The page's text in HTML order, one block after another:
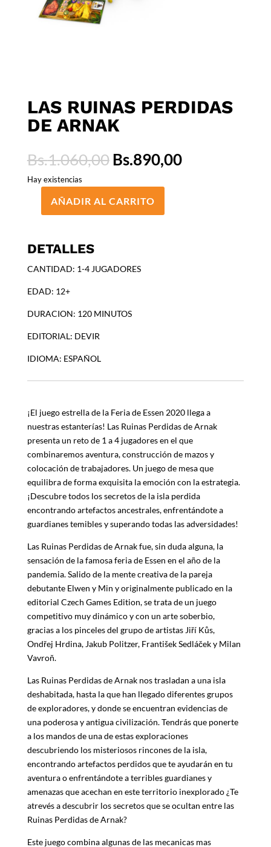
LAS RUINAS PERDIDAS
DE ARNAK
Bs.1.060,00El
original
era:
Bs.1.060,00.
Bs.890,00El
Hay existencias
DE
AÑADIR AL CARRITO
DETALLES
CANTIDAD: 1-4 JUGADORES
EDAD: 12+
DURACION: 120 MINUTOS
EDITORIAL: DEVIR
IDIOMA: ESPAÑOL
¡El juego estrella de la Feria de Essen 2020 llega a
nuestras estanterías! Las Ruinas Perdidas de Arnak
presenta un reto de 1 a 4 jugadores en el que
combinaremos aventura, construcción de mazos y
colocación de trabajadores. Un juego de mesa que
equilibra de forma exquisita la emoción con la estrategia.
¡Descubre todos los secretos de la isla perdida
encontrando artefactos ancestrales, enfrentándote a
guardianes temibles y superando todas las adversidades!
Las Ruinas Perdidas de Arnak fue, sin duda alguna, la
sensación de la famosa feria de Essen en el año de la
pandemia. Salido de la mente creativa de la pareja
debutante Elwen y Min y originalmente publicado en la
editorial Czech Games Edition, se trata de un juego
competitivo muy dinámico y con un arte soberbio,
gracias a los pinceles del grupo de artistas Jiří Kůs,
Ondřej Hrdina, Jakub Politzer, František Sedláček y Milan
Vavroň.
Las Ruinas Perdidas de Arnak nos trasladan a una isla
deshabitada, hasta la que han llegado diferentes grupos
de exploradores, y donde se encuentran evidencias de
una poderosa y antigua civilización. Tendrás que ponerte
a los mandos de una de estas exploraciones
descubriendo los misteriosos rincones de la isla,
encontrando artefactos perdidos que te ayudarán en tu
aventura o enfrentándote a terribles guardianes y
amenazas que acechan en este territorio inexplorado ¿Te
atrevés a descubrir los secretos que se ocultan entre las
Ruinas Perdidas de Arnak?
Este juego combina algunas de las mecanicas mas